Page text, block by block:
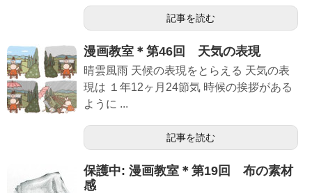
記事を読む
漫画教室＊第46回 天気の表現
晴雲風雨 天候の表現をとらえる 天気の表
現は １年12ヶ月24節気 時候の挨拶がある
ように ...
記事を読む
保護中: 漫画教室＊第19回 布の素材
感